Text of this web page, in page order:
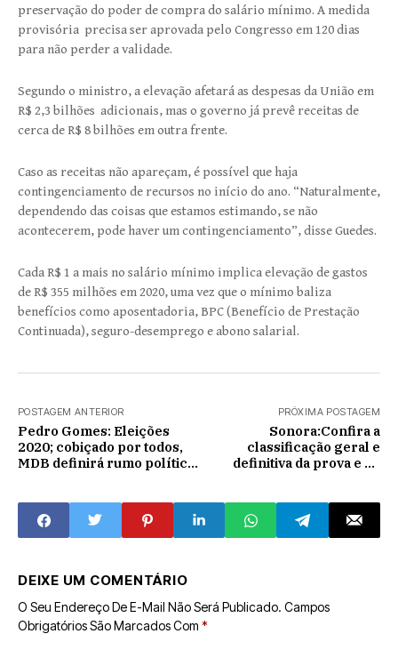
preservação do poder de compra do salário mínimo. A medida
provisória precisa ser aprovada pelo Congresso em 120 dias
para não perder a validade.
Segundo o ministro, a elevação afetará as despesas da União em
R$ 2,3 bilhões adicionais, mas o governo já prevê receitas de
cerca de R$ 8 bilhões em outra frente.
Caso as receitas não apareçam, é possível que haja
contingenciamento de recursos no início do ano. “Naturalmente,
dependendo das coisas que estamos estimando, se não
acontecerem, pode haver um contingenciamento”, disse Guedes.
Cada R$ 1 a mais no salário mínimo implica elevação de gastos
de R$ 355 milhões em 2020, uma vez que o mínimo baliza
benefícios como aposentadoria, BPC (Benefício de Prestação
Continuada), seguro-desemprego e abono salarial.
POSTAGEM ANTERIOR
Pedro Gomes: Eleições
2020; cobiçado por todos,
MDB definirá rumo político
PRÓXIMA POSTAGEM
Sonora:Confira a
classificação geral e
definitiva da prova e de
DEIXE UM COMENTÁRIO
O Seu Endereço De E-Mail Não Será Publicado. Campos
Obrigatórios São Marcados Com *